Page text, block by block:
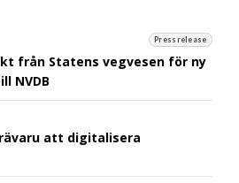
Pressrelease
från Statens vegvesen för ny
NVDB
att digitalisera